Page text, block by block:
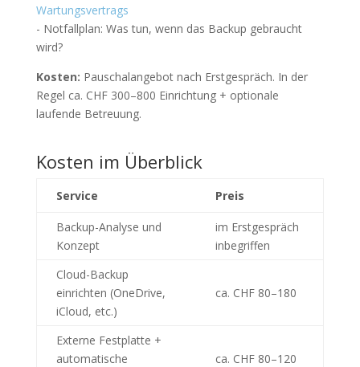
Wartungsvertrags
- Notfallplan: Was tun, wenn das Backup gebraucht
wird?
Kosten: Pauschalangebot nach Erstgespräch. In der
Regel ca. CHF 300–800 Einrichtung + optionale
laufende Betreuung.
Kosten im Überblick
Service Preis
Backup-Analyse und
Konzept
im Erstgespräch
inbegriffen
Cloud-Backup
einrichten (OneDrive,
iCloud, etc.)
ca. CHF 80–180
Externe Festplatte +
automatische
ca. CHF 80–120